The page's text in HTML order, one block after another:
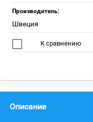
Производитель:
Швеция
К сравнению
Описание